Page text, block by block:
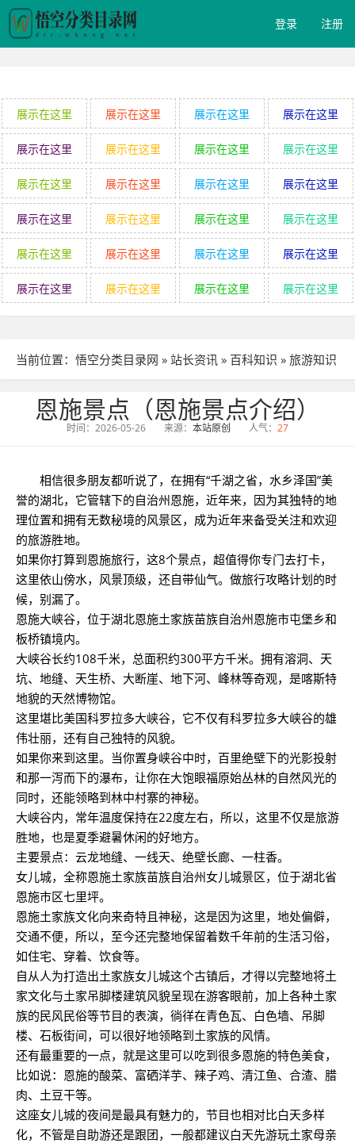
登录 注册
展示在这里 展示在这里 展示在这里 展示在这里
展示在这里 展示在这里 展示在这里 展示在这里
展示在这里 展示在这里 展示在这里 展示在这里
展示在这里 展示在这里 展示在这里 展示在这里
展示在这里 展示在这里 展示在这里 展示在这里
展示在这里 展示在这里 展示在这里 展示在这里
当前位置： 悟空分类目录网 » 站长资讯 » 百科知识 » 旅游知识
» 文章详细
恩施景点（恩施景点介绍）
时间：2026-05-26 来源： 本站原创 人气： 27
相信很多朋友都听说了，在拥有“千湖之省，水乡泽国”美
誉的湖北，它管辖下的自治州恩施，近年来，因为其独特的地
理位置和拥有无数秘境的风景区，成为近年来备受关注和欢迎
的旅游胜地。
如果你打算到恩施旅行，这8个景点，超值得你专门去打卡，
这里依山傍水，风景顶级，还自带仙气。做旅行攻略计划的时
候，别漏了。
恩施大峡谷，位于湖北恩施土家族苗族自治州恩施市屯堡乡和
板桥镇境内。
大峡谷长约108千米，总面积约300平方千米。拥有溶洞、天
坑、地缝、天生桥、大断崖、地下河、峰林等奇观，是喀斯特
地貌的天然博物馆。
这里堪比美国科罗拉多大峡谷，它不仅有科罗拉多大峡谷的雄
伟壮丽，还有自己独特的风貌。
如果你来到这里。当你置身峡谷中时，百里绝壁下的光影投射
和那一泻而下的瀑布，让你在大饱眼福原始丛林的自然风光的
同时，还能领略到林中村寨的神秘。
大峡谷内，常年温度保持在22度左右，所以，这里不仅是旅游
胜地，也是夏季避暑休闲的好地方。
主要景点：云龙地缝、一线天、绝壁长廊、一柱香。
女儿城，全称恩施土家族苗族自治州女儿城景区，位于湖北省
恩施市区七里坪。
恩施土家族文化向来奇特且神秘，这是因为这里，地处偏僻，
交通不便，所以，至今还完整地保留着数千年前的生活习俗，
如住宅、穿着、饮食等。
自从人为打造出土家族女儿城这个古镇后，才得以完整地将土
家文化与土家吊脚楼建筑风貌呈现在游客眼前，加上各种土家
族的民风民俗等节目的表演，徜徉在青色瓦、白色墙、吊脚
楼、石板街间，可以很好地领略到土家族的风情。
还有最重要的一点，就是这里可以吃到很多恩施的特色美食，
比如说：恩施的酸菜、富硒洋芋、辣子鸡、清江鱼、合渣、腊
肉、土豆干等。
这座女儿城的夜间是最具有魅力的，节目也相对比白天多样
化，不管是自助游还是跟团，一般都建议白天先游玩土家母亲